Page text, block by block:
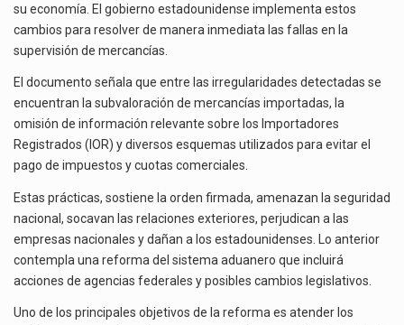
su economía. El gobierno estadounidense implementa estos
cambios para resolver de manera inmediata las fallas en la
supervisión de mercancías.
El documento señala que entre las irregularidades detectadas se
encuentran la subvaloración de mercancías importadas, la
omisión de información relevante sobre los Importadores
Registrados (IOR) y diversos esquemas utilizados para evitar el
pago de impuestos y cuotas comerciales.
Estas prácticas, sostiene la orden firmada, amenazan la seguridad
nacional, socavan las relaciones exteriores, perjudican a las
empresas nacionales y dañan a los estadounidenses. Lo anterior
contempla una reforma del sistema aduanero que incluirá
acciones de agencias federales y posibles cambios legislativos.
Uno de los principales objetivos de la reforma es atender los